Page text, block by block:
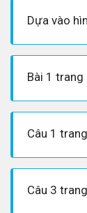
Bài 1 trang